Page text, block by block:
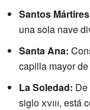
Santos
una sola nave
Santa Ana:
capilla mayor
La Soledad:
sigloxviii, está